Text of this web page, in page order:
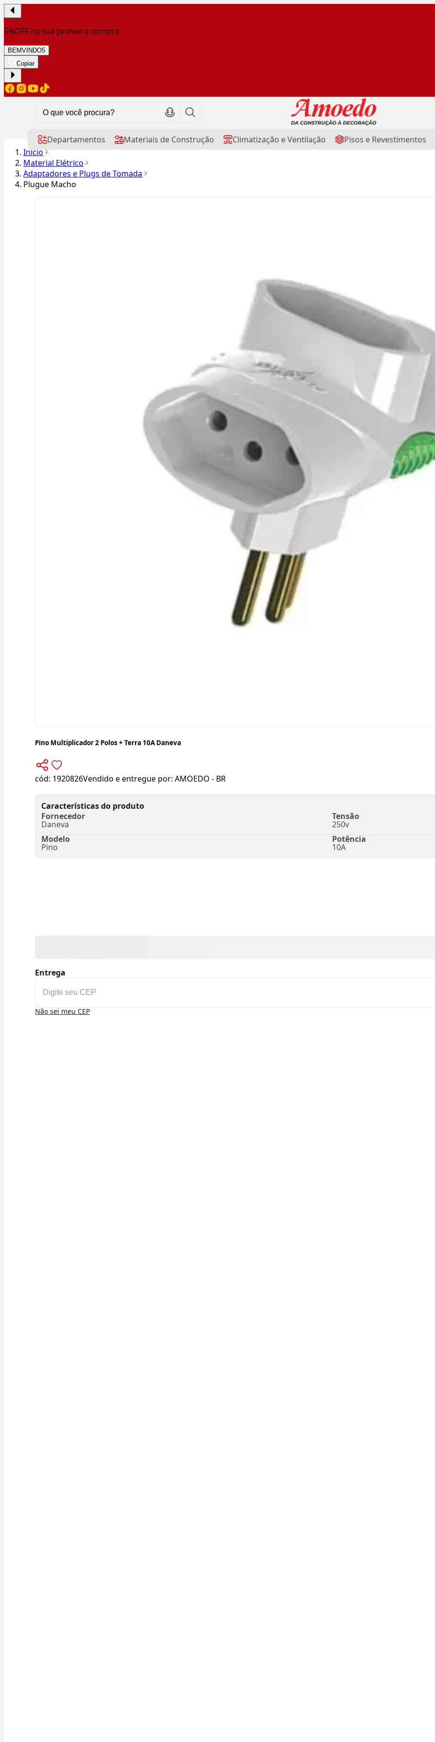
5%OFF na sua primeira compra:
BEMVINDO5
Copiar
Departamentos Materiais de Construção Climatização e Ventilação Pisos e Revestimentos
Início
Material Elétrico
Adaptadores e Plugs de Tomada
Plugue Macho
Pino Multiplicador 2 Polos + Terra 10A Daneva
cód: 1920826Vendido e entregue por: AMOEDO - BR
Características do produto
Fornecedor
Daneva
Tensão
250v
Modelo
Pino
Potência
10A
Entrega
Não sei meu CEP